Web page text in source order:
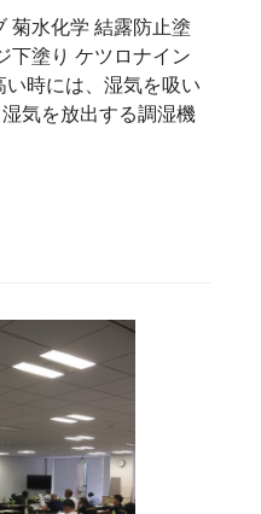
菊水化学 結露防止塗
下塗り ケツロナイン
時には、湿気を吸い
気を放出する調湿機